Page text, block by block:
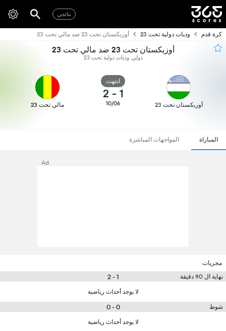
نتائجي
كرة قدم وديات دولية تحت 23 أوزبكستان تحت 23 ضد مالي تحت 23
أوزبكستان تحت 23 ضد مالي تحت 23
دولي, وديات دولية تحت 23
أوزبكستان تحت 23
انتهت
1
-
2
10/06 مالي تحت 23
المباراة المواجهات المباشرة
Ad
مجريات
نهاية ال 90 دقيقة
1 - 2
لا يوجد أحداث رياضية
شوط 0 - 0
لا يوجد أحداث رياضية